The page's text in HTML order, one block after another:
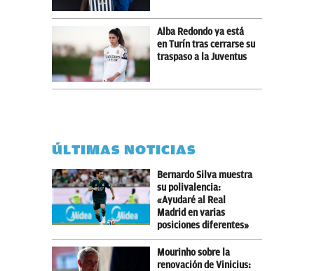
Alba Redondo ya está
en Turín tras cerrarse su
traspaso a la Juventus
ÚLTIMAS NOTICIAS
Bernardo Silva muestra
su polivalencia:
«Ayudaré al Real
Madrid en varias
posiciones diferentes»
Mourinho sobre la
renovación de Vinicius: